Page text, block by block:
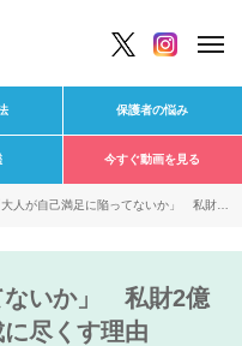
保護者の悩み
今すぐ動画を見る
大人が自己満足に陥ってないか」 私財2
ないか」 私財2億
尽くす理由